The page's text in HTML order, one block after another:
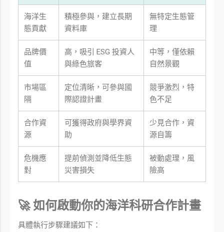
海洋生
態貢獻
積極參與，建立長期
資料庫
無特定生態管
理
品牌價
值
高，吸引 ESG 投資人
與綠色旅客
中等，僅依賴
自然景觀
市場區
隔
定位清晰，可參與國
際認證計畫
競爭激烈，特
色不足
合作資
源
可獲得政府與學界資
助
少見合作，資
源自籌
危機應
對
提前偵測並降低生態
災害損失
被動處理，風
險高
🚀 如何啟動你的海洋科研合作計畫
具體執行步驟建議如下：